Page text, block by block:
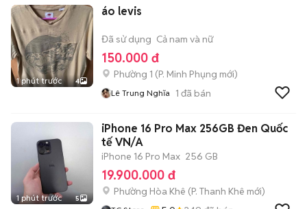
1 phút trước 4
áo levis
Đã sử dụng Cả nam và nữ
150.000 đ
Phường 1 (P. Minh Phụng mới)
Lê Trung Nghĩa 1 đã bán
1 phút trước 5
iPhone 16 Pro Max 256GB Đen Quốc
tế VN/A
iPhone 16 Pro Max 256 GB
19.900.000 đ
Phường Hòa Khê (P. Thanh Khê mới)